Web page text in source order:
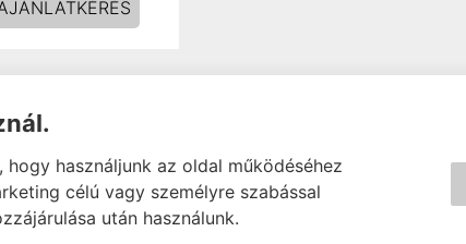
használjunk az oldal működéséhez
célú vagy személyre szabással
után használunk.